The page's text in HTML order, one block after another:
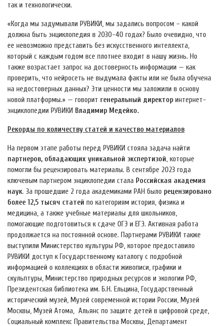
так и технологически.
«Когда мы задумывали РУВИКИ, мы задались вопросом – какой
должна быть энциклопедия в 2030-40 годах? Было очевидно, что
ее невозможно представить без искусственного интеллекта,
который с каждым годом все плотнее входит в нашу жизнь. Но
также возрастает запрос на достоверность информации — как
проверить, что нейросеть не выдумала факты или не была обучена
на недостоверных данных? Эти ценности мы заложили в основу
новой платформы.» — говорит генеральный директор интернет-
энциклопедии РУВИКИ Владимир Медейко.
Рекорды по количеству статей и качество материалов
На первом этапе работы перед РУВИКИ стояла задача найти
партнеров, обладающих уникальной экспертизой, которые
помогли бы рецензировать материалы. В сентябре 2023 года
ключевым партнером энциклопедии стала Российская академия
наук. За прошедшие 2 года академиками РАН было рецензировано
более 12,5 тысяч статей по категориям история, физика и
медицина, а также учебные материалы для школьников,
помогающие подготовиться к сдаче ОГЭ и ЕГЭ. Активная работа
продолжается на постоянной основе. Партнерами РУВИКИ также
выступили Министерство культуры РФ, которое предоставило
РУВИКИ доступ к Государственному каталогу с подробной
информацией о коллекциях в области живописи, графики и
скульптуры, Министерство природных ресурсов и экологии РФ,
Президентская библиотека им. Б.Н. Ельцина, Государственный
исторический музей, Музей современной истории России, Музей
Москвы, Музей Атома, Альянс по защите детей в цифровой среде,
Социальный комплекс Правительства Москвы, Департамент